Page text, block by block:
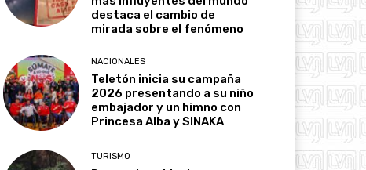
destaca el cambio de
mirada sobre el fenómeno
NACIONALES
Teletón inicia su campaña
2026 presentando a su niño
embajador y un himno con
Princesa Alba y SINAKA
TURISMO